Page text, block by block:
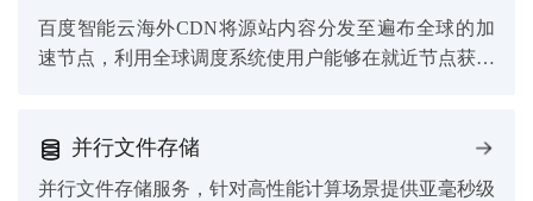
百度智能云海外CDN将源站内容分发至遍布全球的加
速节点，利用全球调度系统使用户能够在就近节点获取
并行文件存储
并行文件存储服务，针对高性能计算场景提供亚毫秒级